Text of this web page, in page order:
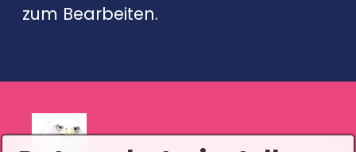
zum Bearbeiten.